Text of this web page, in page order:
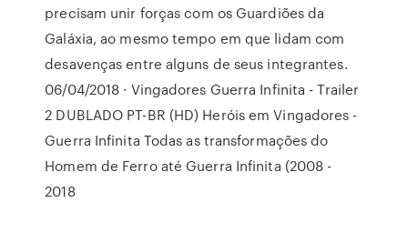
precisam unir forças com os Guardiões da
Galáxia, ao mesmo tempo em que lidam com
desavenças entre alguns de seus integrantes.
06/04/2018 · Vingadores Guerra Infinita - Trailer
2 DUBLADO PT-BR (HD) Heróis em Vingadores -
Guerra Infinita Todas as transformações do
Homem de Ferro até Guerra Infinita (2008 -
2018